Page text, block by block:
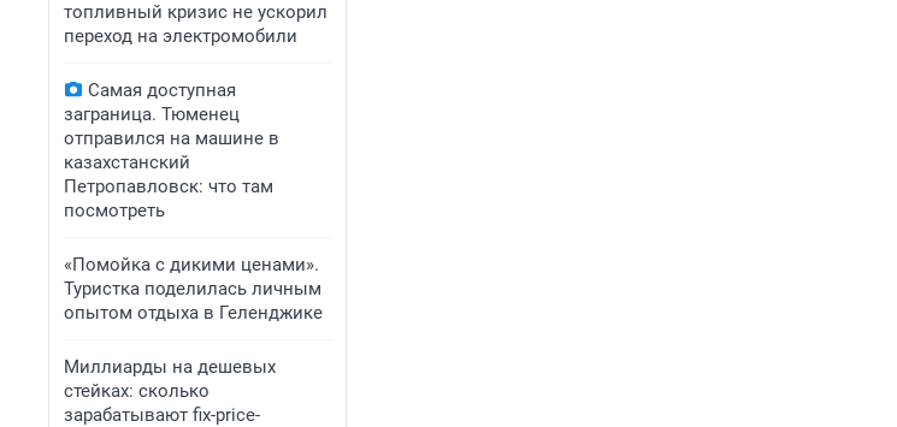
топливный кризис не ускорил
переход на электромобили
Самая доступная
заграница. Тюменец
отправился на машине в
казахстанский
Петропавловск: что там
посмотреть
«Помойка с дикими ценами».
Туристка поделилась личным
опытом отдыха в Геленджике
Миллиарды на дешевых
стейках: сколько
зарабатывают fix-price-